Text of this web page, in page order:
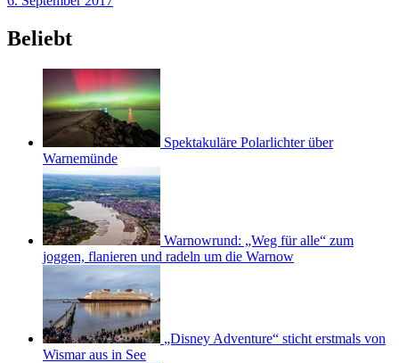
Beliebt
Spektakuläre Polarlichter über
Warnemünde
Warnowrund: „Weg für alle“ zum
joggen, flanieren und radeln um die Warnow
„Disney Adventure“ sticht erstmals von
Wismar aus in See